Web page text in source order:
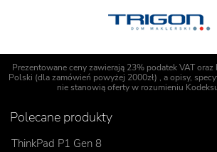
Prezentowane ceny zawierają 23% podatek VAT
Polski (dla zamówień powyżej 2000zł) , a opisy,
nie stanowią oferty w rozumieniu
Polecane produkty
ThinkPad P1 Gen 8